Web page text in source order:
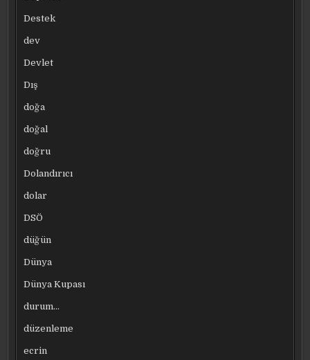
Destek
dev
Devlet
Dış
doğa
doğal
doğru
Dolandırıcı
dolar
DSÖ
düğün
Dünya
Dünya Kupası
durum…
düzenleme
ecrin